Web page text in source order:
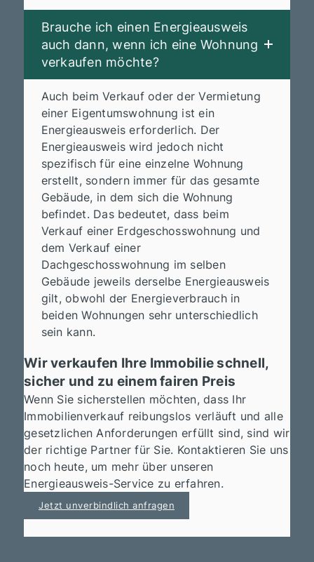
Brauche ich einen Energieausweis
auch dann, wenn ich eine Wohnung
verkaufen möchte?
Auch beim Verkauf oder der Vermietung
einer Eigentumswohnung ist ein
Energieausweis erforderlich. Der
Energieausweis wird jedoch nicht
spezifisch für eine einzelne Wohnung
erstellt, sondern immer für das gesamte
Gebäude, in dem sich die Wohnung
befindet. Das bedeutet, dass beim
Verkauf einer Erdgeschosswohnung und
dem Verkauf einer
Dachgeschosswohnung im selben
Gebäude jeweils derselbe Energieausweis
gilt, obwohl der Energieverbrauch in
beiden Wohnungen sehr unterschiedlich
sein kann.
Wir verkaufen Ihre Immobilie schnell,
sicher und zu einem fairen Preis
Wenn Sie sicherstellen möchten, dass Ihr
Immobilienverkauf reibungslos verläuft und alle
gesetzlichen Anforderungen erfüllt sind, sind wir
der richtige Partner für Sie. Kontaktieren Sie uns
noch heute, um mehr über unseren
Energieausweis-Service zu erfahren.
Jetzt unverbindlich anfragen